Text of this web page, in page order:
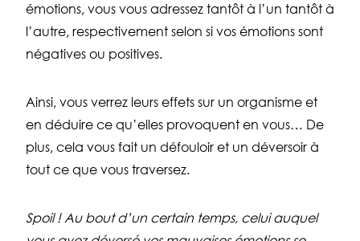
émotions, vous vous adressez tantôt à l’un tantôt à
l’autre, respectivement selon si vos émotions sont
négatives ou positives.
Ainsi, vous verrez leurs effets sur un organisme et
en déduire ce qu’elles provoquent en vous… De
plus, cela vous fait un défouloir et un déversoir à
tout ce que vous traversez.
Spoil ! Au bout d’un certain temps, celui auquel